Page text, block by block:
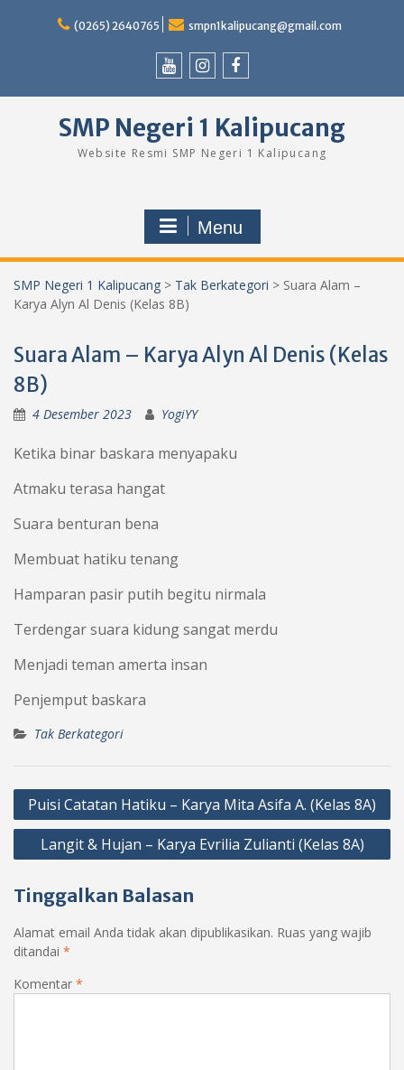
(0265) 2640765 smpn1kalipucang@gmail.com
SMP Negeri 1 Kalipucang
Website Resmi SMP Negeri 1 Kalipucang
Menu
SMP Negeri 1 Kalipucang > Tak Berkategori > Suara Alam –
Karya Alyn Al Denis (Kelas 8B)
Suara Alam – Karya Alyn Al Denis (Kelas
8B)
4 Desember 2023 YogiYY
Ketika binar baskara menyapaku
Atmaku terasa hangat
Suara benturan bena
Membuat hatiku tenang
Hamparan pasir putih begitu nirmala
Terdengar suara kidung sangat merdu
Menjadi teman amerta insan
Penjemput baskara
Tak Berkategori
Navigasi
pos
Puisi Catatan Hatiku – Karya Mita Asifa A. (Kelas 8A)
Langit & Hujan – Karya Evrilia Zulianti (Kelas 8A)
Tinggalkan Balasan
Alamat email Anda tidak akan dipublikasikan. Ruas yang wajib
ditandai *
Komentar *